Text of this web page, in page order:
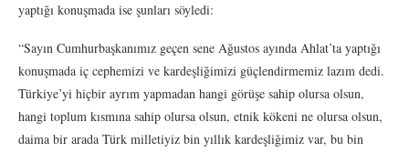
yaptığı konuşmada ise şunları söyledi:
“Sayın Cumhurbaşkanımız geçen sene Ağustos ayında Ahlat’ta yaptığı
konuşmada iç cephemizi ve kardeşliğimizi güçlendirmemiz lazım dedi.
Türkiye’yi hiçbir ayrım yapmadan hangi görüşe sahip olursa olsun,
hangi toplum kısmına sahip olursa olsun, etnik kökeni ne olursa olsun,
daima bir arada Türk milletiyiz bin yıllık kardeşliğimiz var, bu bin